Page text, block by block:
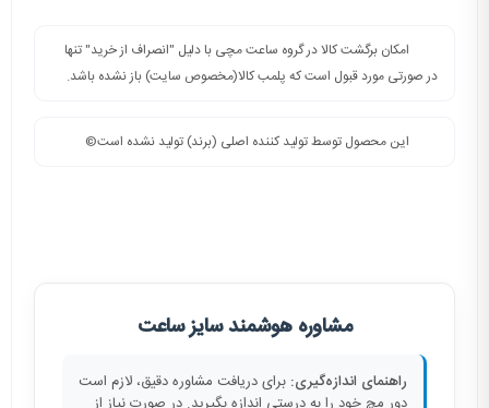
امکان برگشت کالا در گروه ساعت مچی با دلیل "انصراف از خرید" تنها
در صورتی مورد قبول است که پلمب کالا(مخصوص سایت) باز نشده باشد.
این محصول توسط تولید کننده اصلی (برند) تولید نشده است©️
مشاوره هوشمند سایز ساعت
راهنمای اندازه‌گیری: برای دریافت مشاوره دقیق، لازم است